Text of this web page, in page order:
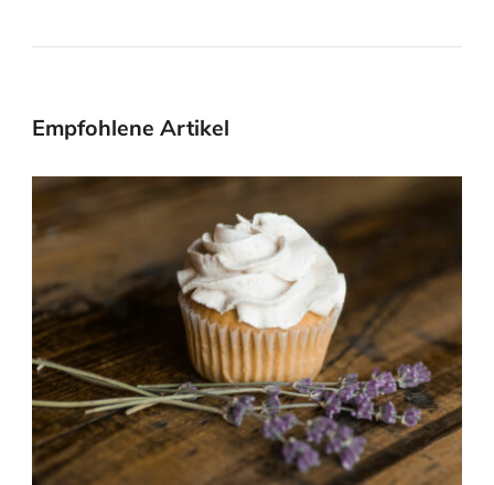
Empfohlene Artikel